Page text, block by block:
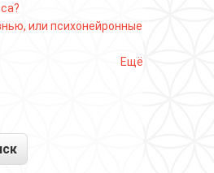
или психонейронные
Ещё